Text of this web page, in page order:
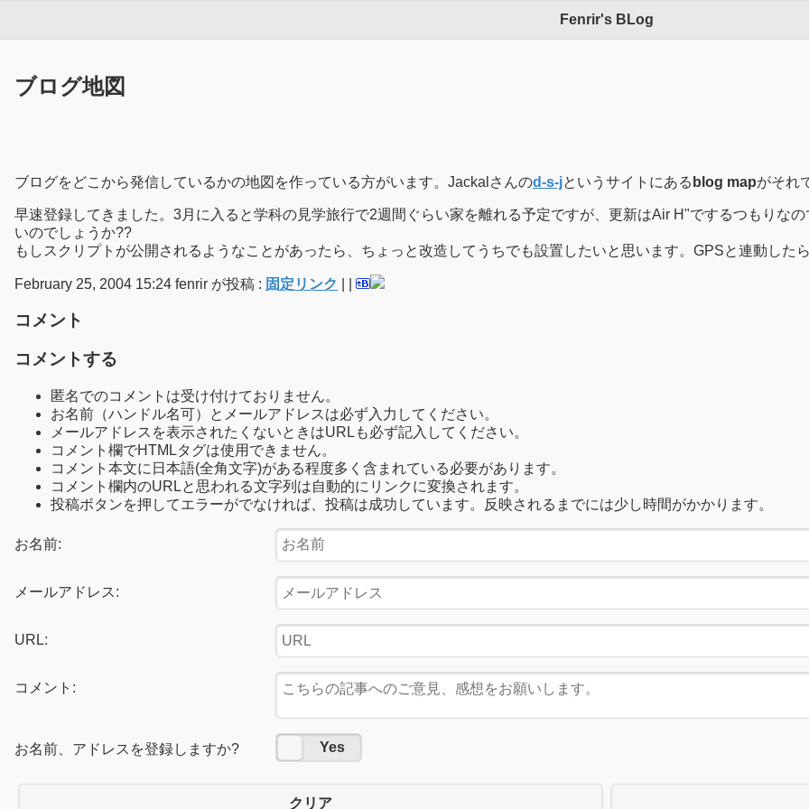
Fenrir's BLog
ブログ地図
ブログをどこから発信しているかの地図を作っている方がいます。Jackalさんのd-s-jというサイトにある blog mapがそれ
早速登録してきました。3月に入ると学科の見学旅行で2週間ぐらい家を離れる予定ですが、更新はAir H"でするつもりな
いのでしょうか??
もしスクリプトが公開されるようなことがあったら、ちょっと改造してうちでも設置したいと思います。GPSと連動した
February 25, 2004 15:24 fenrir が投稿 : 固定リンク
コメント
コメントする
匿名でのコメントは受け付けておりません。
お名前（ハンドル名可）とメールアドレスは必ず入力してください。
メールアドレスを表示されたくないときはURLも必ず記入してください。
コメント欄でHTMLタグは使用できません。
コメント本文に日本語(全角文字)がある程度多く含まれている必要があります。
コメント欄内のURLと思われる文字列は自動的にリンクに変換されます。
投稿ボタンを押してエラーがでなければ、投稿は成功しています。反映されるまでには少し時間がかかります。
お名前:
メールアドレス:
URL:
コメント:
お名前、アドレスを登録しますか? Yes
クリア